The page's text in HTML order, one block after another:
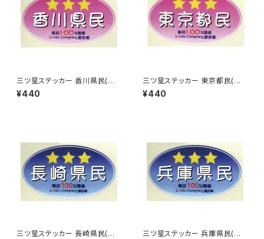
三ツ星ステッカー 香川県民(ピ
ンク)
¥440
三ツ星ステッカー 東京都民(ピ
ンク)
¥440
三ツ星ステッカー 長崎県民(ブ
三ツ星ステッカー 兵庫県民(ブ